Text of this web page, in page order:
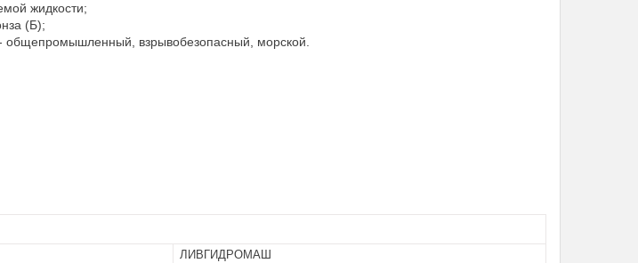
жидкости;
(Б);
общепромышленный, взрывобезопасный, морской.
ЛИВГИДРОМАШ